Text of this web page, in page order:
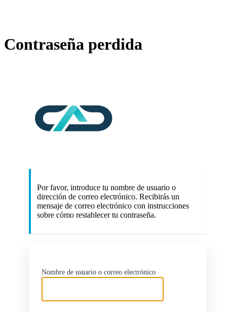
Contraseña perdida
Por favor, introduce tu nombre de usuario o
dirección de correo electrónico. Recibirás un
mensaje de correo electrónico con instrucciones
sobre cómo restablecer tu contraseña.
Nombre de usuario o correo electrónico